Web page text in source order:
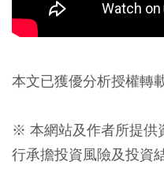
本文已獲優分析授權轉
※ 本網站及作者所提供
行承擔投資風險及投資結